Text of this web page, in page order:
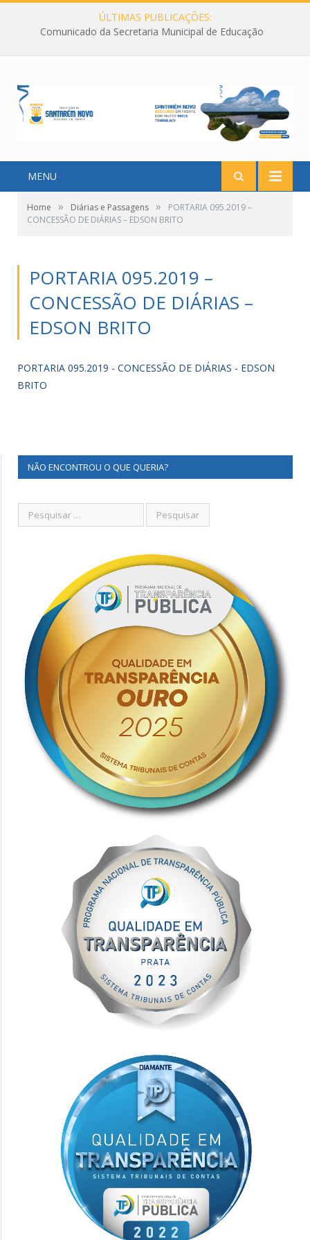
ÚLTIMAS PUBLICAÇÕES:
Comunicado da Secretaria Municipal de Educação
MENU
Home » Diárias e Passagens »
PORTARIA 095.2019 –
CONCESSÃO DE DIÁRIAS – EDSON BRITO
PORTARIA 095.2019 –
CONCESSÃO DE DIÁRIAS –
EDSON BRITO
PORTARIA 095.2019 - CONCESSÃO DE DIÁRIAS - EDSON
BRITO
NÃO ENCONTROU O QUE QUERIA?